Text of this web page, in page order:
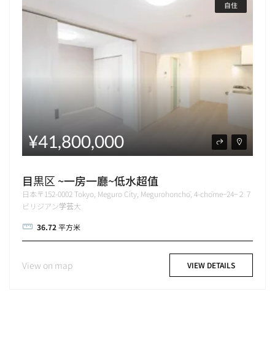
自住
¥41,800,000
目黒区 ~一房一廳~低水超值
日本〒152-0002 Tokyo, Meguro City, Megurohonchō, 4-chōme−24−２７
ビリジアン学芸大
36.72平方米
View on map VIEW DETAILS